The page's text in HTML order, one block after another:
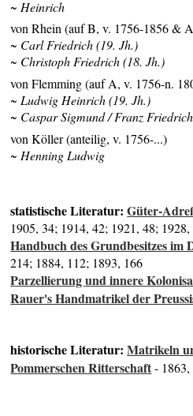
~ Heinrich
von Rhein (auf B, v. 1756-1856 &
~ Carl Friedrich (19. Jh.)
~ Christoph Friedrich (18. Jh.)
von Flemming (auf A, v. 1756-n.
~ Ludwig Heinrich (19. Jh.)
~ Caspar Sigmund / Franz
von Köller (anteilig, v. 1756-...)
~ Henning Ludwig
statistische Literatur:Güter-
1905, 34; 1914, 42; 1921, 48; 1928,
Handbuch des Grundbesitzes im
214; 1884, 112; 1893, 166
Parzellierung und innere
Rauer's Handmatrikel der
historische Literatur:Matrikeln
Pommerschen Ritterschaft-